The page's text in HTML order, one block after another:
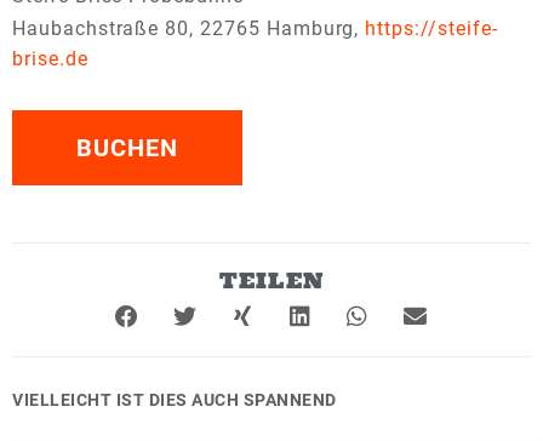
Haubachstraße 80, 22765 Hamburg, https://steife-
brise.de
BUCHEN
TEILEN
VIELLEICHT IST DIES AUCH SPANNEND